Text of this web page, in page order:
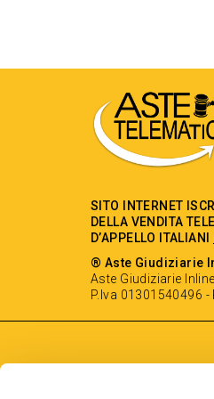
SITO INTERNET
DELLA VENDITA
D’APPELLO ITALIANI
® Aste Giudiziarie
Aste Giudiziarie
P.Iva 01301540496 -